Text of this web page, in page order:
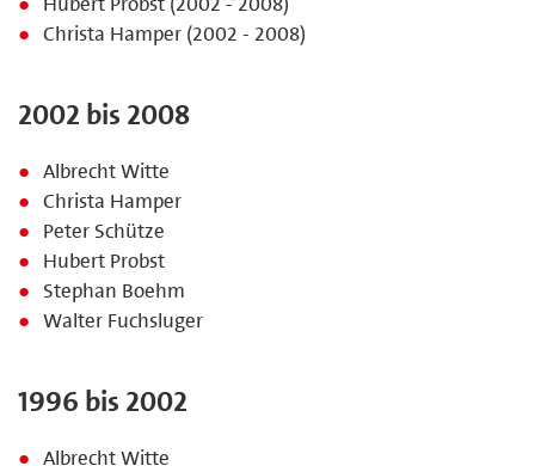
Christa Hamper (2002 - 2008)
2002 bis 2008
Albrecht Witte
Christa Hamper
Peter Schütze
Hubert Probst
Stephan Boehm
Walter Fuchsluger
1996 bis 2002
Albrecht Witte